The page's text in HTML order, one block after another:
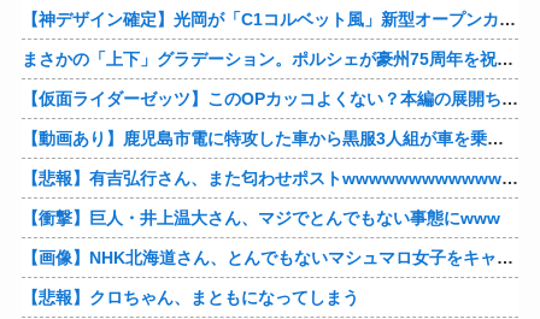
【神デザイン確定】光岡が「C1コルベット風」新型オープンカーの最新ティーザー画像を公開、マツダ・ロードスターの信頼性にレトロな外観がドッキング
まさかの「上下」グラデーション。ポルシェが豪州75周年を祝う特別モデル「911 Turbo S Land Down Under」を発表、1951年の「見果てぬ夢」が内外装に再現
【仮面ライダーゼッツ】このOPカッコよくない？本編の展開ちゃんと反映してて完成度高いし
【動画あり】鹿児島市電に特攻した車から黒服3人組が車を乗り捨てて逃走
【悲報】有吉弘行さん、また匂わせポストwwwwwwwwwwwwwwww
【衝撃】巨人・井上温大さん、マジでとんでもない事態にwww
【画像】NHK北海道さん、とんでもないマシュマロ女子をキャスターに起用してしまうwwwwwwww
【悲報】クロちゃん、まともになってしまう